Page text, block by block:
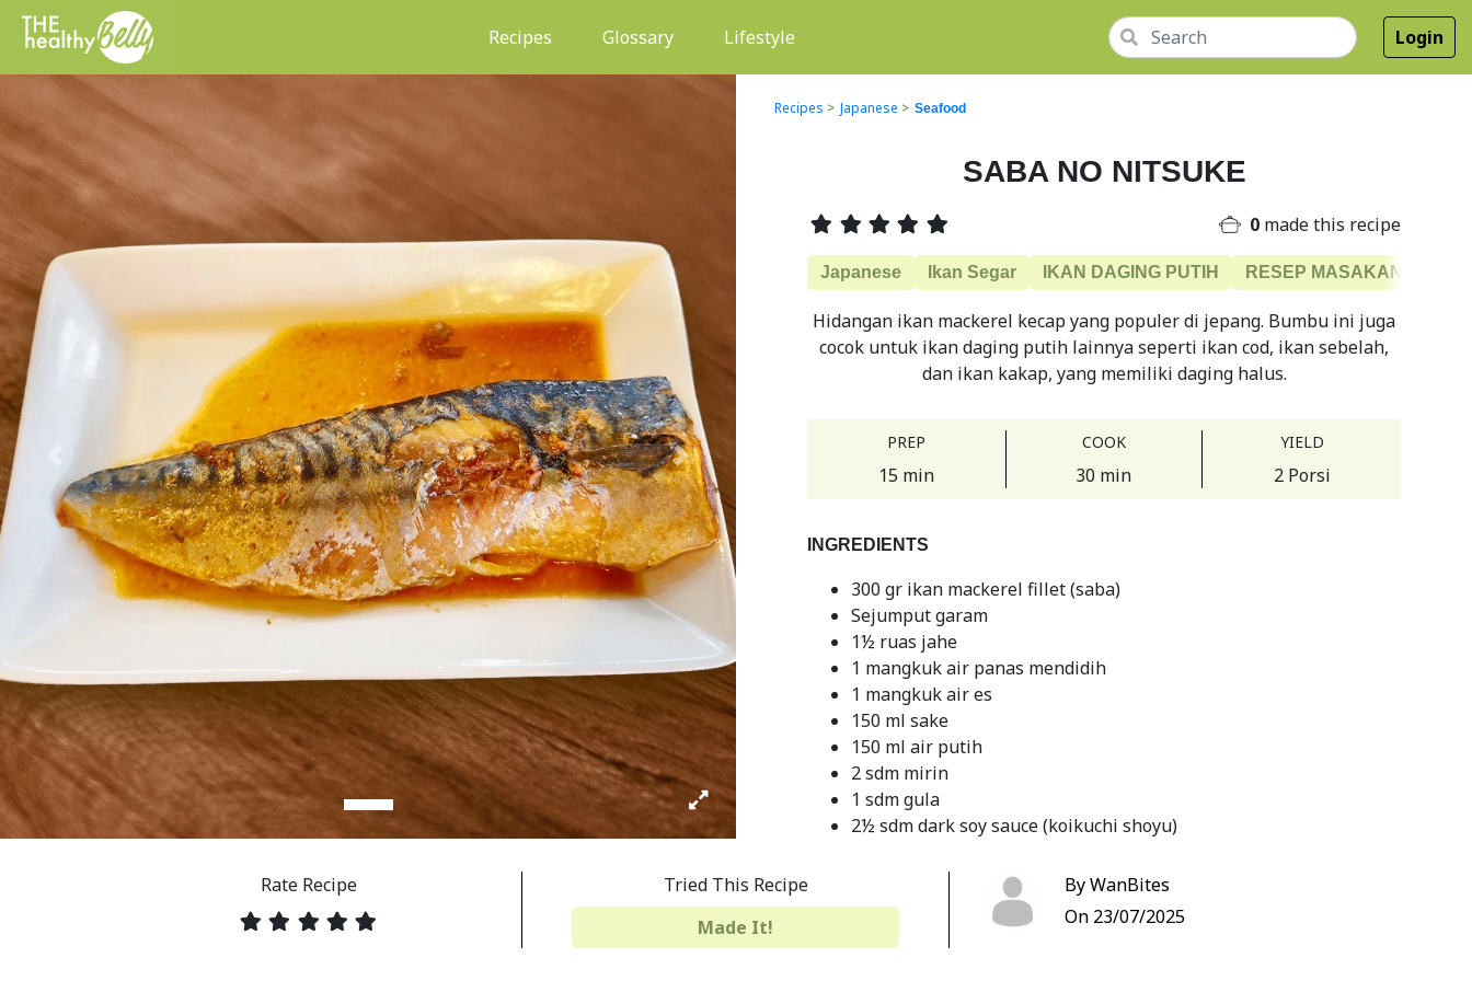
Recipes (current)Glossary Lifestyle Login
Previous Next
Recipes > Japanese > Seafood
SABA NO NITSUKE
0 made this recipe
Japanese Ikan Segar IKAN DAGING PUTIH RESEP MASAKAN IKAN
Hidangan ikan mackerel kecap yang populer di jepang. Bumbu ini juga
cocok untuk ikan daging putih lainnya seperti ikan cod, ikan sebelah,
dan ikan kakap, yang memiliki daging halus.
PREP
15 min
COOK
30 min
YIELD
2 Porsi
INGREDIENTS
300 gr ikan mackerel fillet (saba)
Sejumput garam
1½ ruas jahe
1 mangkuk air panas mendidih
1 mangkuk air es
150 ml sake
150 ml air putih
2 sdm mirin
1 sdm gula
2½ sdm dark soy sauce (koikuchi shoyu)
Siapkan Ikan:
Rate Recipe
Tried This Recipe
Made It!
By WanBites
On 23/07/2025